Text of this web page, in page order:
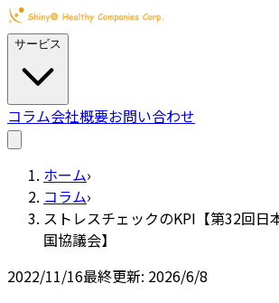
サービス
コラム会社概要お問い合わせ
ホーム›
コラム›
ストレスチェックのKPI【第32回日
国協議会】
2022/11/16最終更新: 2026/6/8